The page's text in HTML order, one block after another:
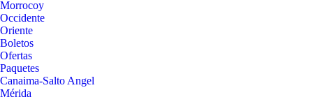
Morrocoy
Occidente
Oriente
Boletos
Ofertas
Paquetes
Canaima-Salto Angel
Mérida